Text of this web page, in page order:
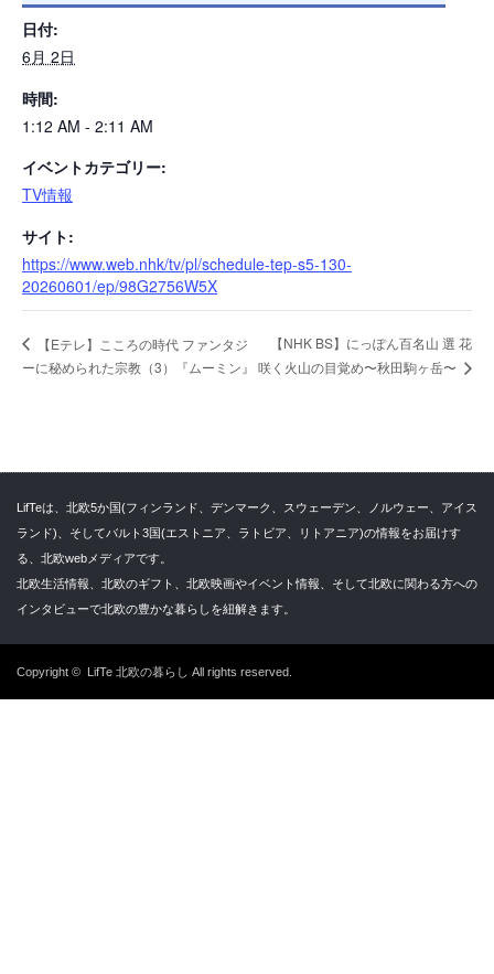
日付:
6月 2日
時間:
1:12 AM - 2:11 AM
イベントカテゴリー:
TV情報
サイト:
https://www.web.nhk/tv/pl/schedule-tep-s5-130-
20260601/ep/98G2756W5X
【Eテレ】こころの時代 ファンタジ
ーに秘められた宗教（3）『ムーミン』
【NHK BS】にっぽん百名山 選 花
咲く火山の目覚め〜秋田駒ヶ岳〜
LifTeは、北欧5か国(フィンランド、デンマーク、スウェーデン、ノルウェー、アイス
ランド)、そしてバルト3国(エストニア、ラトビア、リトアニア)の情報をお届けす
る、北欧webメディアです。
北欧生活情報、北欧のギフト、北欧映画やイベント情報、そして北欧に関わる方への
インタビューで北欧の豊かな暮らしを紐解きます。
Copyright © LifTe 北欧の暮らし All rights reserved.